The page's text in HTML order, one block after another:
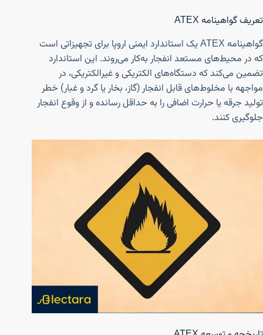
تعریف گواهینامه ATEX
گواهینامه ATEX یک استاندارد ایمنی اروپا برای تجهیزاتی است
که در محیط‌های مستعد انفجار به‌کار می‌روند. این استاندارد
تضمین می‌کند که دستگاه‌های الکتریکی و غیرالکتریکی، در
مواجهه با مخلوط‌های قابل انفجار (گاز، بخار یا گرد و غبار) خطر
تولید جرقه یا حرارت اضافی را به حداقل رسانده و از وقوع انفجار
جلوگیری کنند.